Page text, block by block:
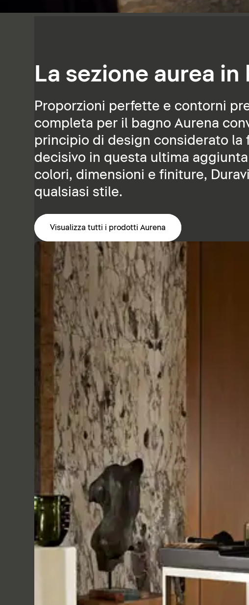
La sezione aurea in
Proporzioni perfette e contorni
completa per il bagno Aurena
principio di design considerato la
decisivo in questa ultima
colori, dimensioni e finiture,
qualsiasi stile.
Visualizza tutti i prodotti Aurena